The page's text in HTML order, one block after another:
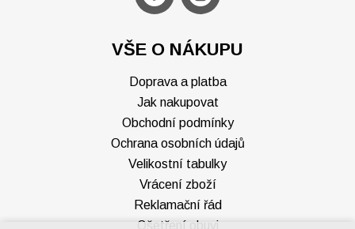
VŠE O NÁKUPU
Doprava a platba
Jak nakupovat
Obchodní podmínky
Ochrana osobních údajů
Velikostní tabulky
Vrácení zboží
Reklamační řád
Ošetření obuvi